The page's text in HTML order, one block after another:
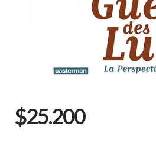
$25.200